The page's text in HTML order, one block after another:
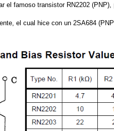
el famoso transistor RN2202 (PNP),
el cual hice con un 2SA684